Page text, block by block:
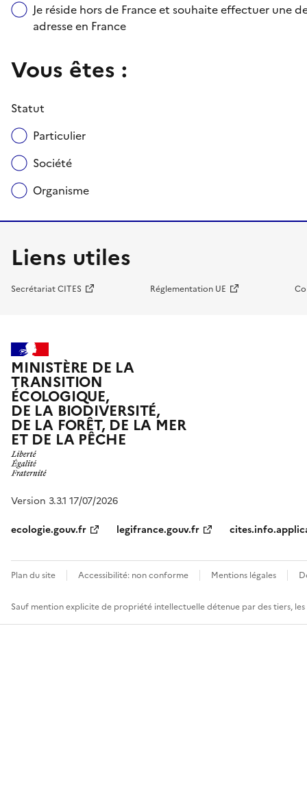
Je réside hors de France et souhaite effectuer une
adresse en France
Vous êtes :
Statut
Particulier
Société
Organisme
Liens utiles
Secrétariat CITES Réglementation UE
MINISTÈRE DE LA
TRANSITION
ÉCOLOGIQUE,
DE LA BIODIVERSITÉ,
DE LA FORÊT, DE LA MER
ET DE LA PÊCHE
Version 3.3.1 17/07/2026
ecologie.gouv.fr
legifrance.gouv.fr
Plan du site Accessibilité: non conforme Mentions légales
Sauf mention explicite de propriété intellectuelle détenue par des tiers,